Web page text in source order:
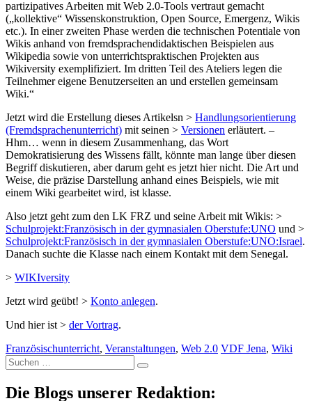
partizipatives Arbeiten mit Web 2.0-Tools vertraut gemacht
(„kollektive“ Wissenskonstruktion, Open Source, Emergenz, Wikis
etc.). In einer zweiten Phase werden die technischen Potentiale von
Wikis anhand von fremdsprachendidaktischen Beispielen aus
Wikipedia sowie von unterrichtspraktischen Projekten aus
Wikiversity exemplifiziert. Im dritten Teil des Ateliers legen die
Teilnehmer eigene Benutzerseiten an und erstellen gemeinsam
Wiki.“
Jetzt wird die Erstellung dieses Artikelsn > Handlungsorientierung
(Fremdsprachenunterricht) mit seinen > Versionen erläutert. –
Hhm… wenn in diesem Zusammenhang, das Wort
Demokratisierung des Wissens fällt, könnte man lange über diesen
Begriff diskutieren, aber darum geht es jetzt hier nicht. Die Art und
Weise, die präzise Darstellung anhand eines Beispiels, wie mit
einem Wiki gearbeitet wird, ist klasse.
Also jetzt geht zum den LK FRZ und seine Arbeit mit Wikis: >
Schulprojekt:Französisch in der gymnasialen Oberstufe:UNO und >
Schulprojekt:Französisch in der gymnasialen Oberstufe:UNO:Israel.
Danach suchte die Klasse nach einem Kontakt mit dem Senegal.
> WIKIversity
Jetzt wird geübt! > Konto anlegen.
Und hier ist > der Vortrag.
Französischunterricht, Veranstaltungen, Web 2.0 VDF Jena, Wiki
Suche
nach:
Die Blogs unserer Redaktion: